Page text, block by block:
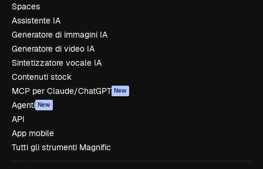
Spaces
Assistente IA
Generatore di immagini IA
Generatore di video IA
Sintetizzatore vocale IA
Contenuti stock
MCP per Claude/ChatGPT New
Agenti New
API
App mobile
Tutti gli strumenti Magnific